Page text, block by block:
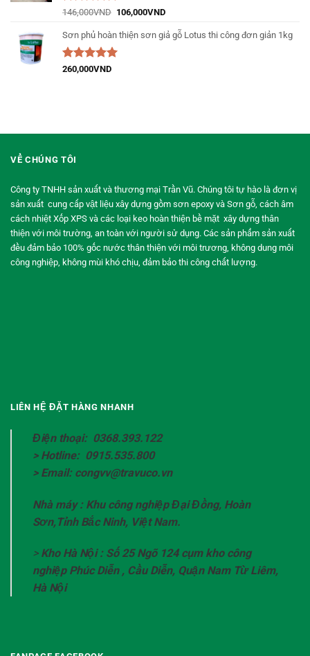
Được xếp
sao
146,000VND 106,000VND
Sơn phủ hoàn thiện sơn giả gỗ Lotus thi công đơn giản 1kg
Được xếp
260,000VND
VỀ CHÚNG TÔI
Công ty TNHH sản xuất và thương mại Trần Vũ. Chúng tôi tự hào là đơn vị
sản xuất cung cấp vật liệu xây dựng gồm sơn epoxy và Sơn gỗ, cách âm
cách nhiệt Xốp XPS và các loại keo hoàn thiện bề mặt xây dựng thân
thiện với môi trường, an toàn với người sử dụng. Các sản phẩm sản xuất
đều đảm bảo 100% gốc nước thân thiện với môi trương, không dung môi
công nghiệp, không mùi khó chịu, đảm bảo thi công chất lượng.
LIÊN HỆ ĐẶT HÀNG NHANH
Điện thoại: 0368.393.122
> Hotline: 0915.535.800
> Email: congvv@travuco.vn
Nhà máy : Khu công nghiệp Đại Đồng, Hoàn
Sơn,Tỉnh Bắc Ninh, Việt Nam.
> Kho Hà Nội : Số 25 Ngõ 124 cụm kho công
nghiệp Phúc Diễn , Cầu Diễn, Quận Nam Từ Liêm,
Hà Nội